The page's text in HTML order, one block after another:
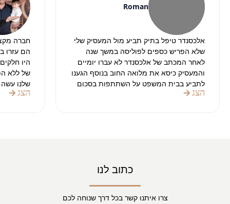
Roman
אלכסנדר טיפל בתיק תביע מול המעסיק שלי
שלא הפריש כספים לפוליסה במשך שנה
לאחר המכתב של אלכסנדר לא עברו יומיים
והמעסיק כיסא את מלואה החוב בנוסף הגענו
לתביע בבית המשפט על השתתפות בסכום
הטרחה לעורך דין וגם שם אלכסנדר הצליח
הצג
חברה
הם עזרו
של ללא
שלנו
והניירת.
הצג
כתוב לנו
צרו איתנו קשר בכל דרך שנוחה לכם